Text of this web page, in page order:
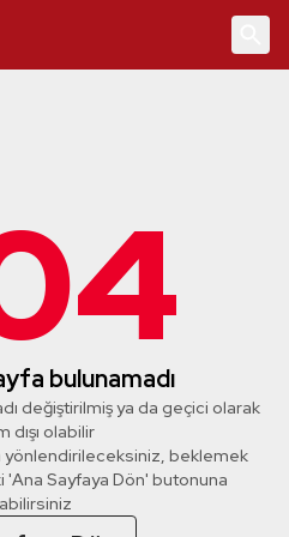
bulunamadı
adı değiştirilmiş ya da geçici olarak
dışı olabilir
yönlendirileceksiniz, beklemek
'Ana Sayfaya Dön' butonuna